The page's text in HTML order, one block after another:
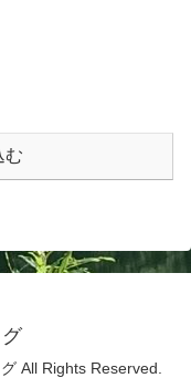
む
All Rights Reserved.